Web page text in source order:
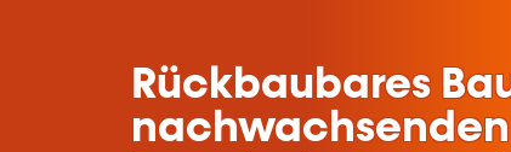
Rückbaubares